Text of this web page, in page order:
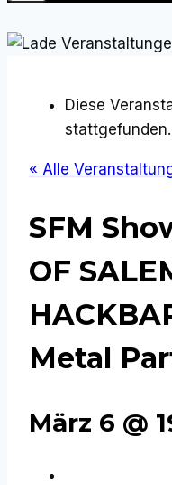
Diese
stattgefunden.
« Alle
SFM
OF
Metal
März 6 @